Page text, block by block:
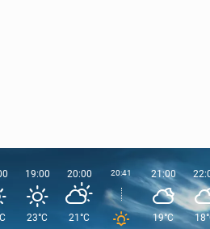
19:00
23°C
20:00
21°C
20:41 21:00
19°C